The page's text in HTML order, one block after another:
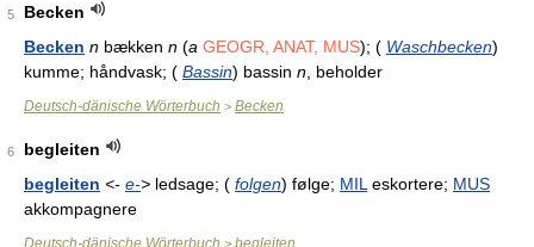
5
Becken
Becken n bækken n (a GEOGR, ANAT, MUS); ( Waschbecken)
kumme; håndvask; ( Bassin) bassin n , beholder
Deutsch-dänische Wörterbuch > Becken
6
begleiten
begleiten <- e-> ledsage; ( folgen) følge; MIL eskortere; MUS
akkompagnere
Deutsch-dänische Wörterbuch > begleiten